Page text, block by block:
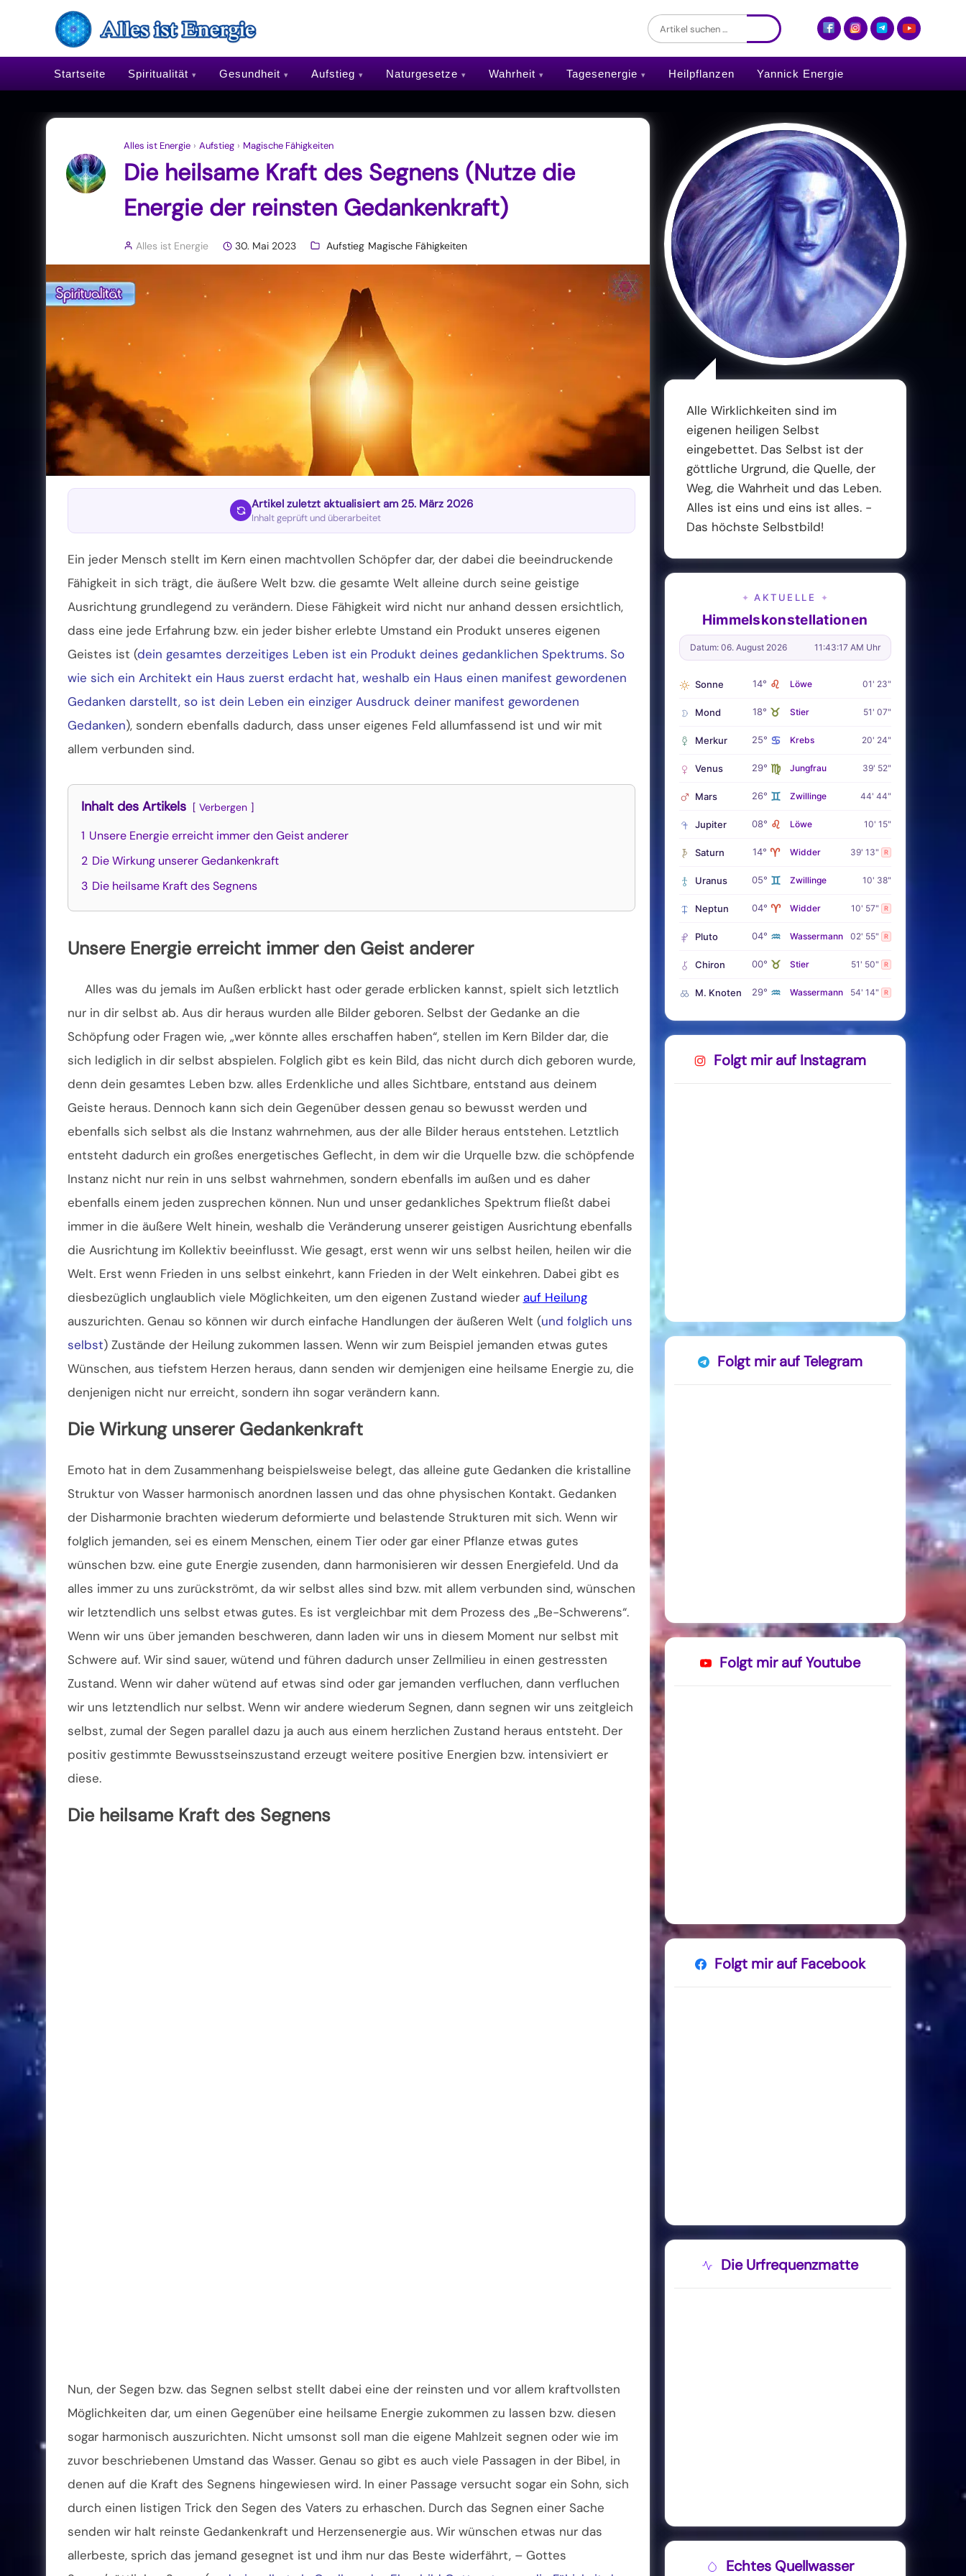
Startseite Spiritualität Gesundheit Aufstieg Naturgesetze Wahrheit Tagesenergie Heilpflanzen Yannick Energie
Alles ist Energie › Aufstieg › Magische Fähigkeiten
Die heilsame Kraft des Segnens (Nutze die
Energie der reinsten Gedankenkraft)
Alles ist Energie 30. Mai 2023 Aufstieg Magische Fähigkeiten
Artikel zuletzt aktualisiert am 25. März 2026
Inhalt geprüft und überarbeitet
Ein jeder Mensch stellt im Kern einen machtvollen Schöpfer dar, der dabei die beeindruckende
Fähigkeit in sich trägt, die äußere Welt bzw. die gesamte Welt alleine durch seine geistige
Ausrichtung grundlegend zu verändern. Diese Fähigkeit wird nicht nur anhand dessen ersichtlich,
dass eine jede Erfahrung bzw. ein jeder bisher erlebte Umstand ein Produkt unseres eigenen
Geistes ist (dein gesamtes derzeitiges Leben ist ein Produkt deines gedanklichen Spektrums. So
wie sich ein Architekt ein Haus zuerst erdacht hat, weshalb ein Haus einen manifest gewordenen
Gedanken darstellt, so ist dein Leben ein einziger Ausdruck deiner manifest gewordenen
Gedanken), sondern ebenfalls dadurch, dass unser eigenes Feld allumfassend ist und wir mit
allem verbunden sind.
Inhalt des Artikels Verbergen
1 Unsere Energie erreicht immer den Geist anderer
2 Die Wirkung unserer Gedankenkraft
3 Die heilsame Kraft des Segnens
Unsere Energie erreicht immer den Geist anderer
Alles was du jemals im Außen erblickt hast oder gerade erblicken kannst, spielt sich letztlich
nur in dir selbst ab. Aus dir heraus wurden alle Bilder geboren. Selbst der Gedanke an die
Schöpfung oder Fragen wie, „wer könnte alles erschaffen haben“, stellen im Kern Bilder dar, die
sich lediglich in dir selbst abspielen. Folglich gibt es kein Bild, das nicht durch dich geboren wurde,
denn dein gesamtes Leben bzw. alles Erdenkliche und alles Sichtbare, entstand aus deinem
Geiste heraus. Dennoch kann sich dein Gegenüber dessen genau so bewusst werden und
ebenfalls sich selbst als die Instanz wahrnehmen, aus der alle Bilder heraus entstehen. Letztlich
entsteht dadurch ein großes energetisches Geflecht, in dem wir die Urquelle bzw. die schöpfende
Instanz nicht nur rein in uns selbst wahrnehmen, sondern ebenfalls im außen und es daher
ebenfalls einem jeden zusprechen können. Nun und unser gedankliches Spektrum fließt dabei
immer in die äußere Welt hinein, weshalb die Veränderung unserer geistigen Ausrichtung ebenfalls
die Ausrichtung im Kollektiv beeinflusst. Wie gesagt, erst wenn wir uns selbst heilen, heilen wir die
Welt. Erst wenn Frieden in uns selbst einkehrt, kann Frieden in der Welt einkehren. Dabei gibt es
diesbezüglich unglaublich viele Möglichkeiten, um den eigenen Zustand wieder auf Heilung
auszurichten. Genau so können wir durch einfache Handlungen der äußeren Welt (und folglich uns
selbst) Zustände der Heilung zukommen lassen. Wenn wir zum Beispiel jemanden etwas gutes
Wünschen, aus tiefstem Herzen heraus, dann senden wir demjenigen eine heilsame Energie zu, die
denjenigen nicht nur erreicht, sondern ihn sogar verändern kann.
Die Wirkung unserer Gedankenkraft
Emoto hat in dem Zusammenhang beispielsweise belegt, das alleine gute Gedanken die kristalline
Struktur von Wasser harmonisch anordnen lassen und das ohne physischen Kontakt. Gedanken
der Disharmonie brachten wiederum deformierte und belastende Strukturen mit sich. Wenn wir
folglich jemanden, sei es einem Menschen, einem Tier oder gar einer Pflanze etwas gutes
wünschen bzw. eine gute Energie zusenden, dann harmonisieren wir dessen Energiefeld. Und da
alles immer zu uns zurückströmt, da wir selbst alles sind bzw. mit allem verbunden sind, wünschen
wir letztendlich uns selbst etwas gutes. Es ist vergleichbar mit dem Prozess des „Be-Schwerens“.
Wenn wir uns über jemanden beschweren, dann laden wir uns in diesem Moment nur selbst mit
Schwere auf. Wir sind sauer, wütend und führen dadurch unser Zellmilieu in einen gestressten
Zustand. Wenn wir daher wütend auf etwas sind oder gar jemanden verfluchen, dann verfluchen
wir uns letztendlich nur selbst. Wenn wir andere wiederum Segnen, dann segnen wir uns zeitgleich
selbst, zumal der Segen parallel dazu ja auch aus einem herzlichen Zustand heraus entsteht. Der
positiv gestimmte Bewusstseinszustand erzeugt weitere positive Energien bzw. intensiviert er
diese.
Die heilsame Kraft des Segnens
Nun, der Segen bzw. das Segnen selbst stellt dabei eine der reinsten und vor allem kraftvollsten
Möglichkeiten dar, um einen Gegenüber eine heilsame Energie zukommen zu lassen bzw. diesen
sogar harmonisch auszurichten. Nicht umsonst soll man die eigene Mahlzeit segnen oder wie im
zuvor beschriebenen Umstand das Wasser. Genau so gibt es auch viele Passagen in der Bibel, in
denen auf die Kraft des Segnens hingewiesen wird. In einer Passage versucht sogar ein Sohn, sich
durch einen listigen Trick den Segen des Vaters zu erhaschen. Durch das Segnen einer Sache
senden wir halt reinste Gedankenkraft und Herzensenergie aus. Wir wünschen etwas nur das
allerbeste, sprich das jemand gesegnet ist und ihm nur das Beste widerfährt, – Gottes
Alle Wirklichkeiten sind im
eigenen heiligen Selbst
eingebettet. Das Selbst ist der
göttliche Urgrund, die Quelle, der
Weg, die Wahrheit und das Leben.
Alles ist eins und eins ist alles. -
Das höchste Selbstbild!
✦ AKTUELLE ✦
Himmelskonstellationen
Datum: 06. August 2026 11:43:19 AM Uhr
Sonne 14° ♌ Löwe 01' 23"
Mond 18° ♉ Stier 51' 07"
Merkur 25° ♋ Krebs 20' 24"
Venus 29° ♍ Jungfrau 39' 52"
Mars 26° ♊ Zwillinge 44' 44"
Jupiter 08° ♌ Löwe 10' 15"
Saturn 14° ♈ Widder 39' 13" R
Uranus 05° ♊ Zwillinge 10' 38"
Neptun 04° ♈ Widder 10' 57" R
Pluto 04° ♒ Wassermann 02' 55" R
Chiron 00° ♉ Stier 51' 50" R
M. Knoten 29° ♒ Wassermann 54' 14" R
Folgt mir auf Instagram
Folgt mir auf Telegram
Folgt mir auf Youtube
Folgt mir auf Facebook
Die Urfrequenzmatte
Echtes Quellwasser